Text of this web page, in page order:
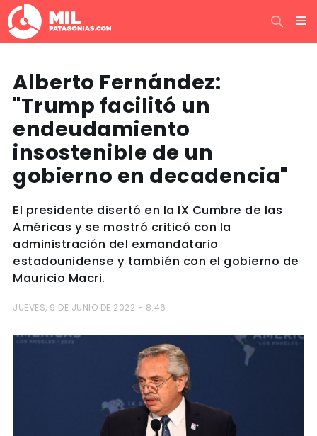
Alberto Fernández:
"Trump facilitó un
endeudamiento
insostenible de un
gobierno en decadencia"
El presidente disertó en la IX Cumbre de las
Américas y se mostró criticó con la
administración del exmandatario
estadounidense y también con el gobierno de
Mauricio Macri.
JUEVES, 9 DE JUNIO DE 2022 - 8:46